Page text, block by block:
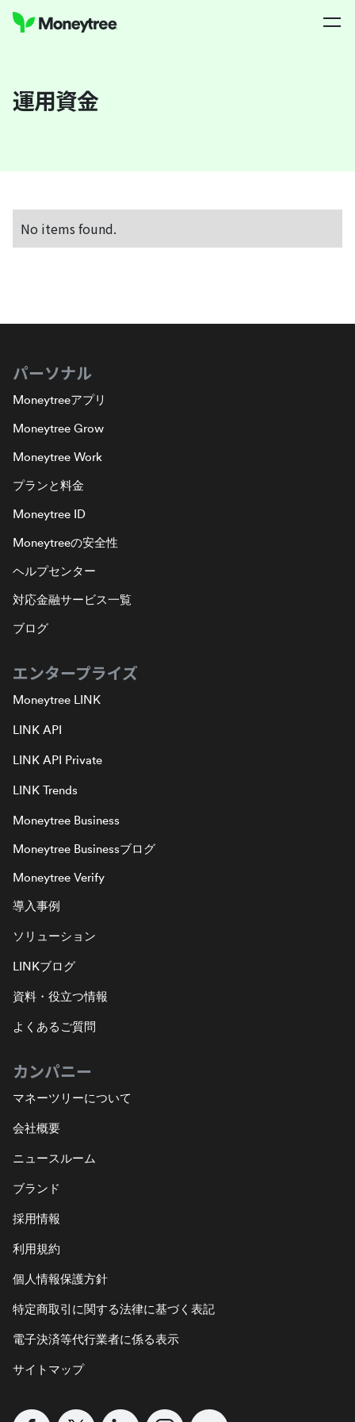
運用資金
No items found.
パーソナル
Moneytreeアプリ
Moneytree Grow
Moneytree Work
プランと料金
Moneytree ID
Moneytreeの安全性
ヘルプセンター
対応金融サービス一覧
ブログ
エンタープライズ
Moneytree LINK
LINK API
LINK API Private
LINK Trends
Moneytree Business
Moneytree Businessブログ
Moneytree Verify
導入事例
ソリューション
LINKブログ
資料・役立つ情報
よくあるご質問
カンパニー
マネーツリーについて
会社概要
ニュースルーム
ブランド
採用情報
利用規約
個人情報保護方針
特定商取引に関する法律に基づく表記
電子決済等代行業者に係る表示
サイトマップ